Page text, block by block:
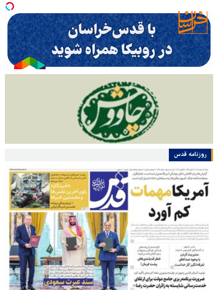
روزنامه قدس